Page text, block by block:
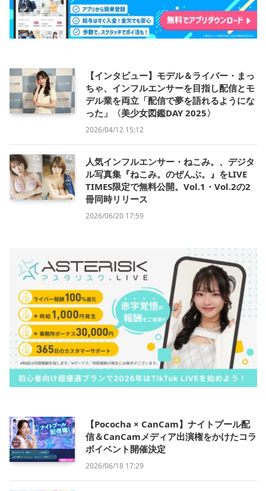
【インタビュー】モデル＆ライバー・まっ
ちゃ、インフルエンサーを目指し配信とモ
デル業を両立「配信で夢を語れるようにな
った」〈美少女図鑑DAY 2025〉
2026/04/12 15:12
人気インフルエンサー・ねこみ。、デジタ
ル写真集『ねこみ。のぜんぶ。』をLIVE
TIMES限定で無料公開。Vol.1・Vol.2の2
冊同時リリース
2026/06/20 17:59
【Pococha × CanCam】ナイトプール配
信＆CanCamメディア出演権をかけたコラ
ボイベント開催決定
2026/06/18 17:29